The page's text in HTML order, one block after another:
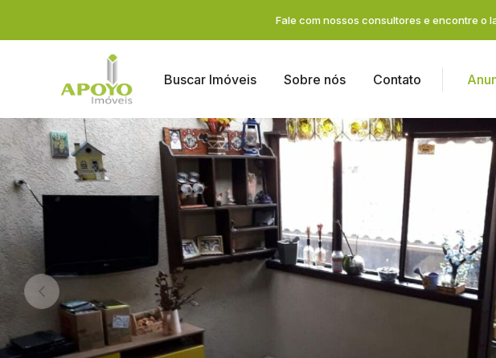
Fale com nossos consultores e encontre o
Buscar Imóveis Sobre nós Contato